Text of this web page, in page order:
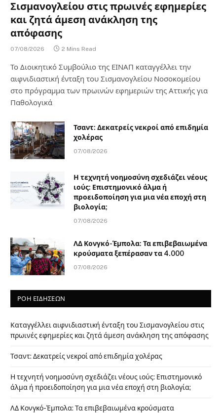
Σισμανογλείου στις πρωινές εφημερίες
και ζητά άμεση ανάκληση της
απόφασης
07/08/2026 2 Mins Read
Το Διοικητικό Συμβούλιο της ΕΙΝΑΠ καταγγέλλει την
αιφνιδιαστική ένταξη του Σισμανογλείου Νοσοκομείου
στο πρόγραμμα των πρωινών εφημεριών της Αττικής για
Παθολογικά
Τσαντ: Δεκατρείς νεκροί από επιδημία
χολέρας
07/08/2026
Η τεχνητή νοημοσύνη σχεδιάζει νέους
ιούς: Επιστημονικό άλμα ή
προειδοποίηση για μια νέα εποχή στη
βιολογία;
07/08/2026
ΛΔ Κονγκό-Έμπολα: Τα επιβεβαιωμένα
κρούσματα ξεπέρασαν τα 4.000
07/08/2026
ΡΟΗ ΕΙΔΗΣΕΩΝ
Καταγγέλλει αιφνιδιαστική ένταξη του Σισμανογλείου στις
πρωινές εφημερίες και ζητά άμεση ανάκληση της απόφασης
Τσαντ: Δεκατρείς νεκροί από επιδημία χολέρας
Η τεχνητή νοημοσύνη σχεδιάζει νέους ιούς: Επιστημονικό
άλμα ή προειδοποίηση για μια νέα εποχή στη βιολογία;
ΛΔ Κονγκό-Έμπολα: Τα επιβεβαιωμένα κρούσματα